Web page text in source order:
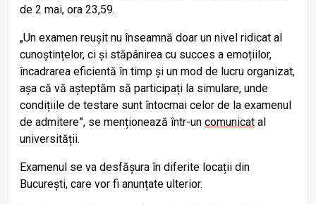
de 2 mai, ora 23,59.
„Un examen reușit nu înseamnă doar un nivel ridicat al
cunoștințelor, ci și stăpânirea cu succes a emoțiilor,
încadrarea eficientă în timp și un mod de lucru organizat,
așa că vă așteptăm să participați la simulare, unde
condițiile de testare sunt întocmai celor de la examenul
de admitere”, se menționează într-un comunicat al
universității.
Examenul se va desfășura în diferite locații din
București, care vor fi anunțate ulterior.